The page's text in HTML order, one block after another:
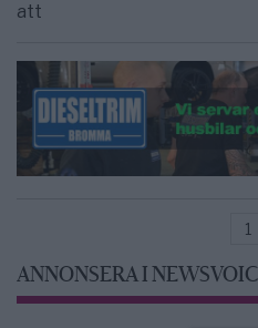
att
1
ANNONSERA I